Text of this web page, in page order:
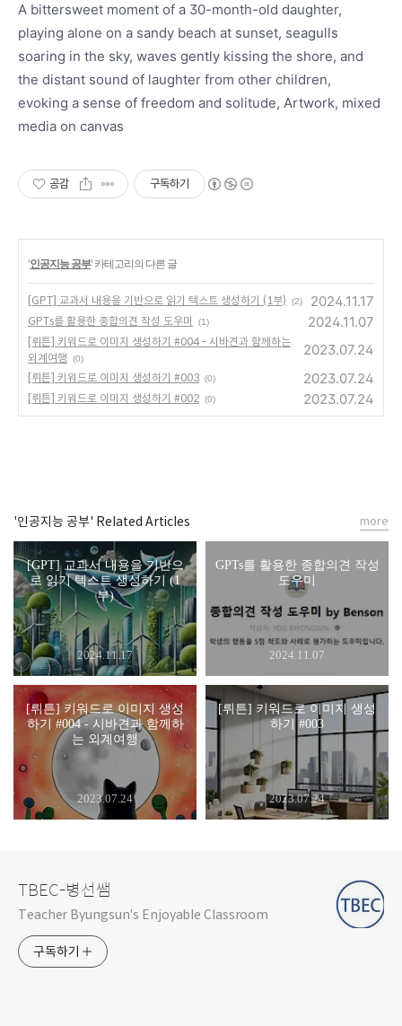
A bittersweet moment of a 30-month-old daughter,
playing alone on a sandy beach at sunset, seagulls
soaring in the sky, waves gently kissing the shore, and
the distant sound of laughter from other children,
evoking a sense of freedom and solitude, Artwork, mixed
media on canvas
공감 구독하기
'인공지능 공부' 카테고리의 다른 글
[GPT] 교과서 내용을 기반으로 읽기 텍스트 생성하기 (1부) (2) 2024.11.17
GPTs를 활용한 종합의견 작성 도우미 (1) 2024.11.07
[뤼튼] 키워드로 이미지 생성하기 #004 - 시바견과 함께하는
외계여행
(0)
2023.07.24
[뤼튼] 키워드로 이미지 생성하기 #003 (0) 2023.07.24
[뤼튼] 키워드로 이미지 생성하기 #002 (0) 2023.07.24
'인공지능 공부' Related Articles
[GPT] 교과서 내용을 기반으
로 읽기 텍스트 생성하기 (1
부)
2024.11.17
GPTs를 활용한 종합의견 작성
도우미
2024.11.07
[뤼튼] 키워드로 이미지 생성
하기 #004 - 시바견과 함께하
는 외계여행
2023.07.24
[뤼튼] 키워드로 이미지 생성
하기 #003
2023.07.24
more
TBEC-병선쌤
Teacher Byungsun's Enjoyable Classroom
구독하기